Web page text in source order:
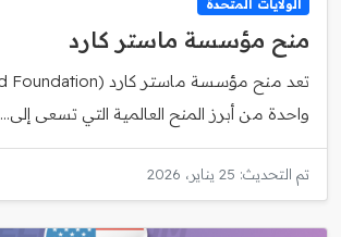
الولايات المتحدة
منح مؤسسة ماستر كارد
واحدة من أبرز المنح العالمية التي تسعى إلى...
تم التحديث: 25 يناير، 2026